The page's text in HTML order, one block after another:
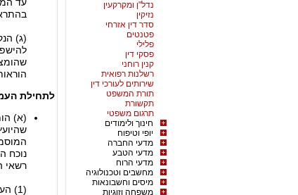
נדל"ן ומקרקעין
נזיקין
סדר דין אזרחי
פטנטים
פלילי
פסקי דין
קנין רוחני
רשלנות רפואית
שירותים לעורכי דין
תורת המשפט
תקשורת
תרגום משפטי
חינוך ולימודים
יופי וטיפוח
מדעי החברה
מדעי הטבע
מדעי הרוח
מחשבים וטכנולוגיה
מיסים וחשבונאות
משפחה וזוגיות
(ג)
הוראות
לתחילת
נוכח
רשאי
(1) העבירה לא נעברה או שהיא לא נעברה בידי הנקנס;